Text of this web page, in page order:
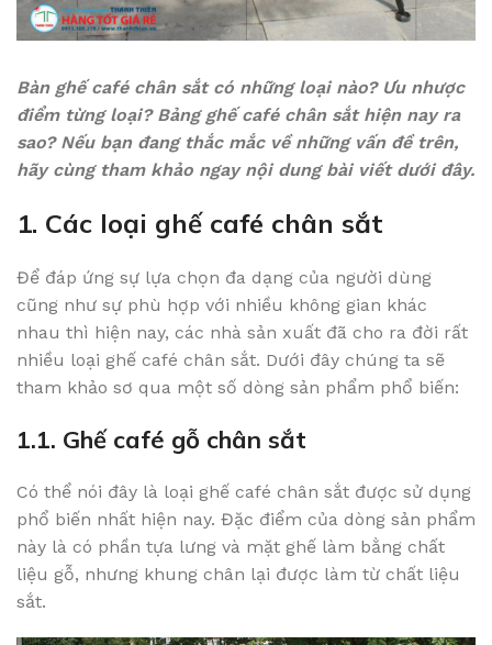
Bàn ghế café chân sắt có những loại nào? Ưu nhược
điểm từng loại? Bảng ghế café chân sắt hiện nay ra
sao? Nếu bạn đang thắc mắc về những vấn đề trên,
hãy cùng tham khảo ngay nội dung bài viết dưới đây.
1. Các loại ghế café chân sắt
Để đáp ứng sự lựa chọn đa dạng của người dùng
cũng như sự phù hợp với nhiều không gian khác
nhau thì hiện nay, các nhà sản xuất đã cho ra đời rất
nhiều loại ghế café chân sắt. Dưới đây chúng ta sẽ
tham khảo sơ qua một số dòng sản phẩm phổ biến:
1.1. Ghế café gỗ chân sắt
Có thể nói đây là loại ghế café chân sắt được sử dụng
phổ biến nhất hiện nay. Đặc điểm của dòng sản phẩm
này là có phần tựa lưng và mặt ghế làm bằng chất
liệu gỗ, nhưng khung chân lại được làm từ chất liệu
sắt.